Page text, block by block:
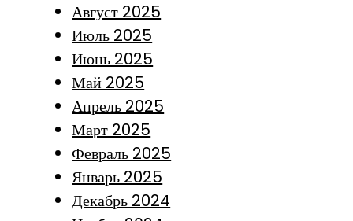
Август 2025
Июль 2025
Июнь 2025
Май 2025
Апрель 2025
Март 2025
Февраль 2025
Январь 2025
Декабрь 2024